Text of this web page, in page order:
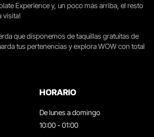
Experience y, un poco más arriba, el resto
visita!
que disponemos de taquillas gratuitas de
tus pertenencias y explora WOW con total
HORARIO
De lunes a domingo
10:00 - 01:00